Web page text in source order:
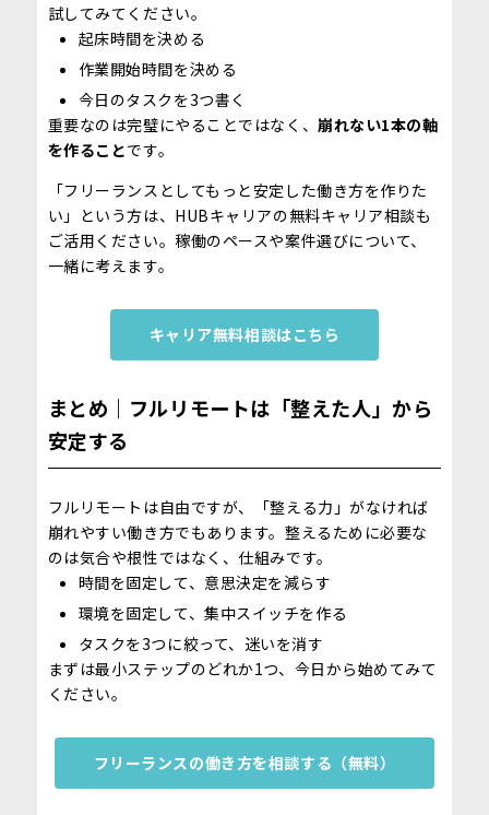
試してみてください。
起床時間を決める
作業開始時間を決める
今日のタスクを3つ書く
重要なのは完璧にやることではなく、 崩れない1本の軸
を作ることです。
「フリーランスとしてもっと安定した働き方を作りた
い」という方は、HUBキャリアの無料キャリア相談も
ご活用ください。稼働のペースや案件選びについて、
一緒に考えます。
キャリア無料相談はこちら
まとめ｜フルリモートは「整えた人」から
安定する
フルリモートは自由ですが、「整える力」がなければ
崩れやすい働き方でもあります。整えるために必要な
のは気合や根性ではなく、仕組みです。
時間を固定して、意思決定を減らす
環境を固定して、集中スイッチを作る
タスクを3つに絞って、迷いを消す
まずは最小ステップのどれか1つ、今日から始めてみて
ください。
フリーランスの働き方を相談する（無料）